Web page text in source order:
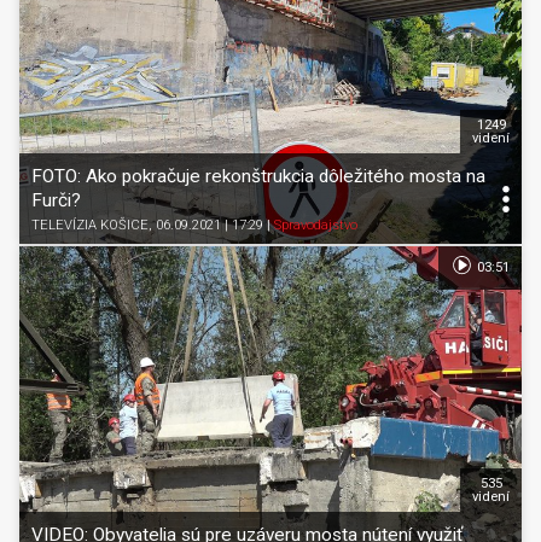
FOTO: Ako pokračuje rekonštrukcia dôležitého mosta na
Furči?
TELEVÍZIA KOŠICE, 06.09.2021 | 17:29 |Spravodajstvo
1249
videní
VIDEO: Obyvatelia sú pre uzáveru mosta nútení využiť
535
videní
03:51